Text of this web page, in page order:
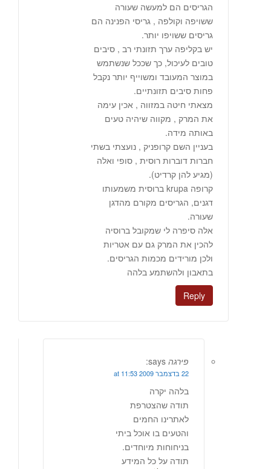
הגריסים הם למעשה שעורה
ששויפה וקולפה , גריסי הפנינה הם
גריסים ששויפו יותר.
יש בקליפה ערך תזונתי רב , סיבים
טובים לעיכול, כך שככל שנשתמש
במוצר המעובד ומשוייף יותר נקבל
פחות סיבים תזונתיים.
מצאתי חיטה במזווה , אכין עימה
את המרק , מקווה שיהיה טעים
באותה מידה.
בעניין השם קרופניק , נועצתי בשתי
חברות דוברות רוסית , סופי ואלה
(מגיע להן קרדיט).
קרופה krupa ברוסית משמעותו
דגנים, הגריסים מקורם מהדגן
שעורה.
אלה סיפרה לי שמקובל ברוסיה
להכין את המרק גם עם אטריות
ולכן מורידים מכמות הגריסים.
בתאבון ולהשתמע בלהה
Reply
פירגה says:
22 בדצמבר 2009 at 11:53
בלהה יקרה
תודה שהצטרפת
לאתרינו החמים
והטעים בו אוכל ביתי
בניחוחות מיוחדים.
תודה על כל המידע